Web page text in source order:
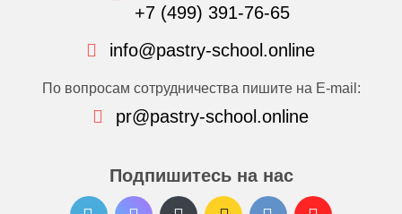
+7 (499) 391-76-65
info@pastry-school.online
По вопросам сотрудничества пишите на E-mail:
pr@pastry-school.online
Подпишитесь на нас